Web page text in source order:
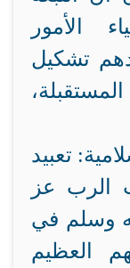
الأمور
تشكيل
: تعبيد
الرب عز
وسلم في
العظيم